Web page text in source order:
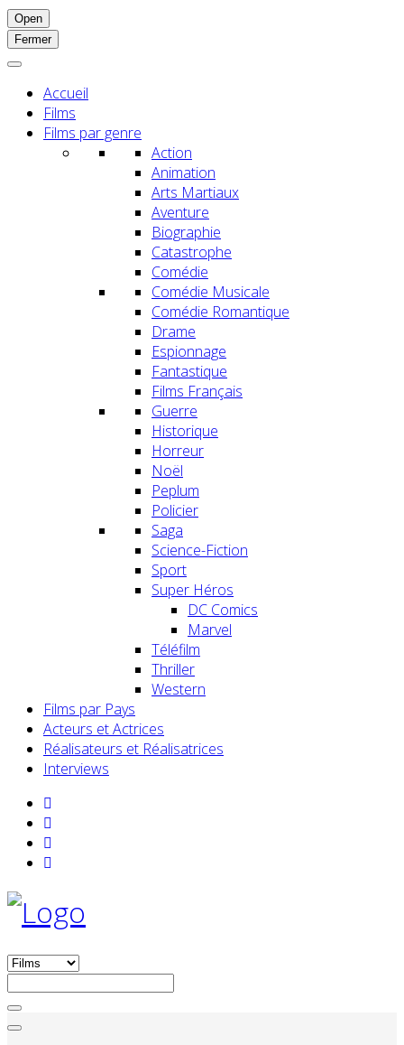
Open
Fermer
Accueil
Films
Films par genre
Action
Animation
Arts Martiaux
Aventure
Biographie
Catastrophe
Comédie
Comédie Musicale
Comédie Romantique
Drame
Espionnage
Fantastique
Films Français
Guerre
Historique
Horreur
Noël
Peplum
Policier
Saga
Science-Fiction
Sport
Super Héros
DC Comics
Marvel
Téléfilm
Thriller
Western
Films par Pays
Acteurs et Actrices
Réalisateurs et Réalisatrices
Interviews